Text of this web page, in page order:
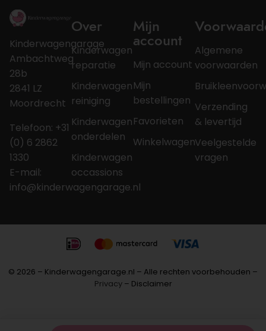
Kinderwagengarage
Ambachtweg
28b
2841 LZ
Moordrecht
Telefoon: +31
(0) 6 2862
1330
E-mail:
info@kinderwagengarage.nl
Over
Kinderwagen
reparatie
Kinderwagen
reiniging
Kinderwagen
onderdelen
Kinderwagen
occassions
Mijn
account
Mijn account
Mijn
bestellingen
Favorieten
Winkelwagen
Algemene
voorwaarden
Verzending
& levertijd
Veelgestelde
vragen
© 2026 – Kinderwagengarage.nl – Alle rechten voorbehouden –
Privacy– Disclaimer